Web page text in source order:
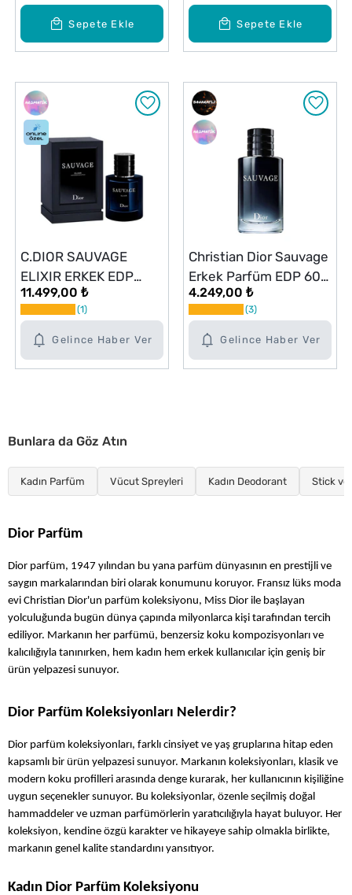
Sepete Ekle Sepete Ekle
Gelince Haber Ver
C.DIOR SAUVAGE
ELIXIR ERKEK EDP
100ML
11.499,00 ₺
1
Gelince Haber Ver
Christian Dior Sauvage
Erkek Parfüm EDP 60
ml
4.249,00 ₺
3
Bunlara da Göz Atın
Kadın Parfüm Vücut Spreyleri Kadın Deodorant Stick ve
Dior Parfüm
Dior parfüm, 1947 yılından bu yana parfüm dünyasının en prestijli ve
saygın markalarından biri olarak konumunu koruyor. Fransız lüks moda
evi Christian Dior'un parfüm koleksiyonu, Miss Dior ile başlayan
yolculuğunda bugün dünya çapında milyonlarca kişi tarafından tercih
ediliyor. Markanın her parfümü, benzersiz koku kompozisyonları ve
kalıcılığıyla tanınırken, hem kadın hem erkek kullanıcılar için geniş bir
ürün yelpazesi sunuyor.
Dior Parfüm Koleksiyonları Nelerdir?
Dior parfüm koleksiyonları, farklı cinsiyet ve yaş gruplarına hitap eden
kapsamlı bir ürün yelpazesi sunuyor. Markanın koleksiyonları, klasik ve
modern koku profilleri arasında denge kurarak, her kullanıcının kişiliğine
uygun seçenekler sunuyor. Bu koleksiyonlar, özenle seçilmiş doğal
hammaddeler ve uzman parfümörlerin yaratıcılığıyla hayat buluyor. Her
koleksiyon, kendine özgü karakter ve hikayeye sahip olmakla birlikte,
markanın genel kalite standardını yansıtıyor.
Kadın Dior Parfüm Koleksiyonu